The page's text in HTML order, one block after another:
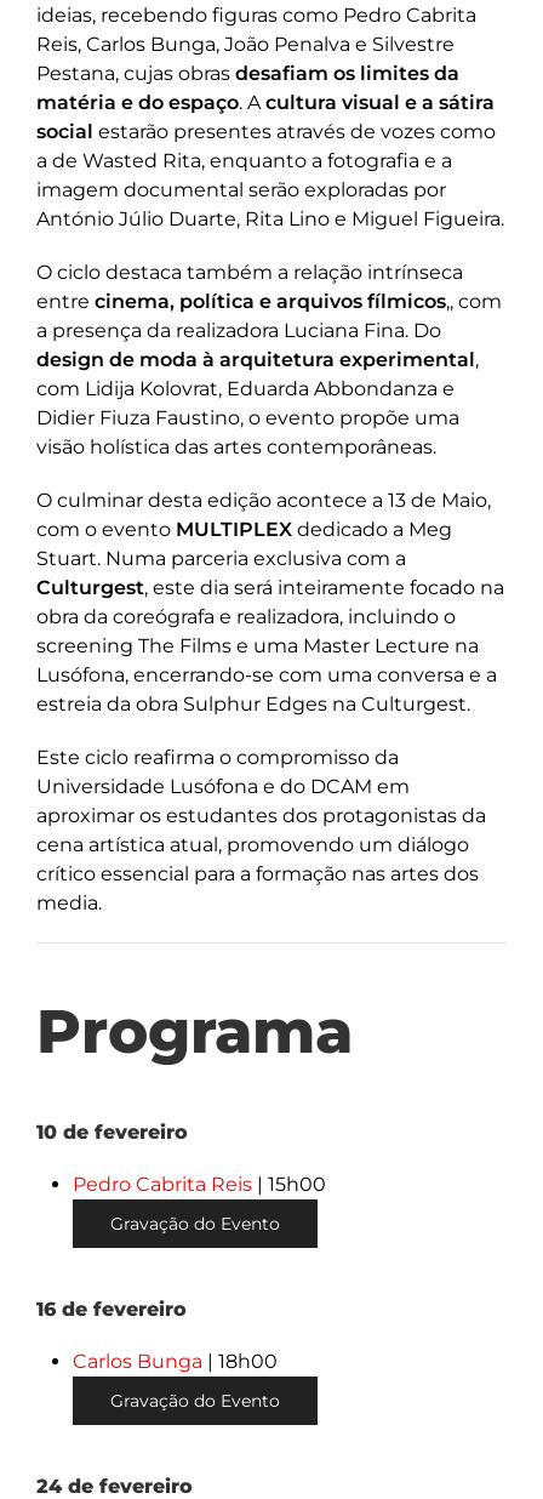
ideias, recebendo figuras como Pedro Cabrita
Reis, Carlos Bunga, João Penalva e Silvestre
Pestana, cujas obras desafiam os limites da
matéria e do espaço. Acultura visual e a sátira
social estarão presentes através de vozes como
a de Wasted Rita, enquanto a fotografia e a
imagem documental serão exploradas por
António Júlio Duarte, Rita Lino e Miguel Figueira.
O ciclo destaca também a relação intrínseca
entre cinema, política e arquivos fílmicos,, com
a presença da realizadora Luciana Fina. Do
design de moda à arquitetura experimental,
com Lidija Kolovrat, Eduarda Abbondanza e
Didier Fiuza Faustino, o evento propõe uma
visão holística das artes contemporâneas.
O culminar desta edição acontece a 13 de Maio,
com o evento MULTIPLEX dedicado a Meg
Stuart. Numa parceria exclusiva com a
Culturgest, este dia será inteiramente focado na
obra da coreógrafa e realizadora, incluindo o
screening The Films e uma Master Lecture na
Lusófona, encerrando-se com uma conversa e a
estreia da obra Sulphur Edges na Culturgest.
Este ciclo reafirma o compromisso da
Universidade Lusófona e do DCAM em
aproximar os estudantes dos protagonistas da
cena artística atual, promovendo um diálogo
crítico essencial para a formação nas artes dos
media.
Programa
10 de fevereiro
Pedro Cabrita Reis | 15h00
Gravação do Evento
16 de fevereiro
Carlos Bunga | 18h00
Gravação do Evento
24 de fevereiro